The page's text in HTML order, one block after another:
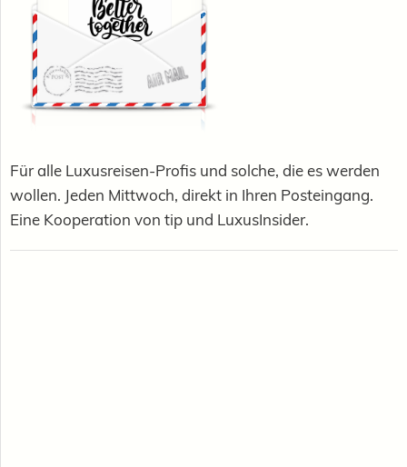
Für alle Luxusreisen-Profis und solche, die es werden
wollen. Jeden Mittwoch, direkt in Ihren Posteingang.
Eine Kooperation von tip und LuxusInsider.